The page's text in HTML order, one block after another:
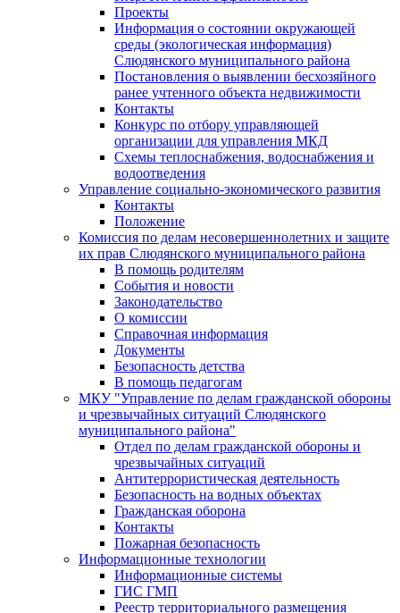
Проекты
Информация о состоянии окружающей
среды (экологическая информация)
Слюдянского муниципального района
Постановления о выявлении бесхозяйного
ранее учтенного объекта недвижимости
Контакты
Конкурс по отбору управляющей
организации для управления МКД
Схемы теплоснабжения, водоснабжения и
водоотведения
Управление социально-экономического развития
Контакты
Положение
Комиссия по делам несовершеннолетних и защите
их прав Слюдянского муниципального района
В помощь родителям
События и новости
Законодательство
О комиссии
Справочная информация
Документы
Безопасность детства
В помощь педагогам
МКУ "Управление по делам гражданской обороны
и чрезвычайных ситуаций Слюдянского
муниципального района"
Отдел по делам гражданской обороны и
чрезвычайных ситуаций
Антитеррористическая деятельность
Безопасность на водных объектах
Гражданская оборона
Контакты
Пожарная безопасность
Информационные технологии
Информационные системы
ГИС ГМП
Реестр территориального размещения